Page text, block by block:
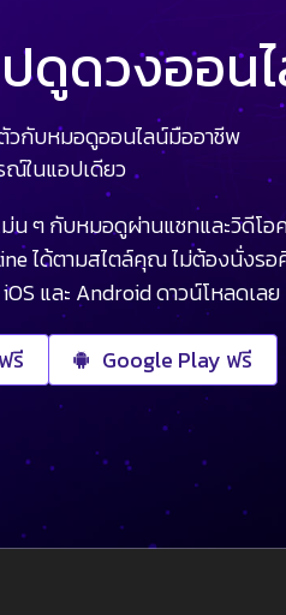
ดูดวงออน
วกับหมอดูออนไลน์มืออาชีพ
ในแอปเดียว
น ๆ กับหมอดูผ่านแชทและวิดีโอ
ได้ตามสไตล์คุณ ไม่ต้องนั่งรอ
และ Android ดาวน์โหลดเลย
รี Google Play ฟรี